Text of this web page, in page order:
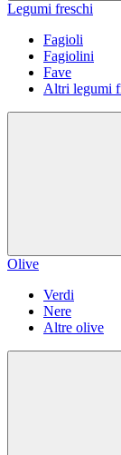
Legumi freschi
Fagioli
Fagiolini
Fave
Altri legumi
Olive
Verdi
Nere
Altre olive